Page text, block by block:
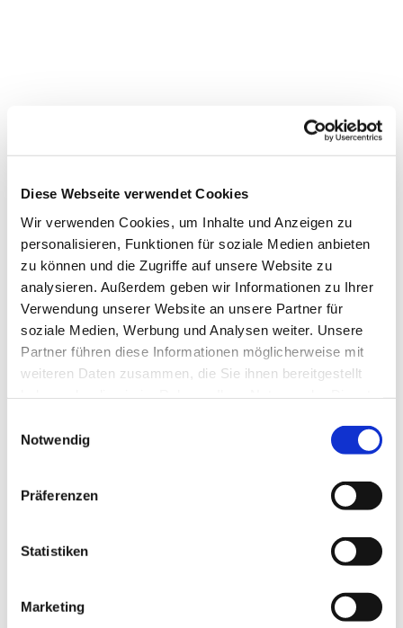
Diese Webseite verwendet Cookies
Wir verwenden Cookies, um Inhalte und Anzeigen zu
personalisieren, Funktionen für soziale Medien anbieten
zu können und die Zugriffe auf unsere Website zu
analysieren. Außerdem geben wir Informationen zu Ihrer
Verwendung unserer Website an unsere Partner für
soziale Medien, Werbung und Analysen weiter. Unsere
Partner führen diese Informationen möglicherweise mit
weiteren Daten zusammen, die Sie ihnen bereitgestellt
Notwendig
Präferenzen
Statistiken
Marketing
Dies könnte Sie auch
interessieren